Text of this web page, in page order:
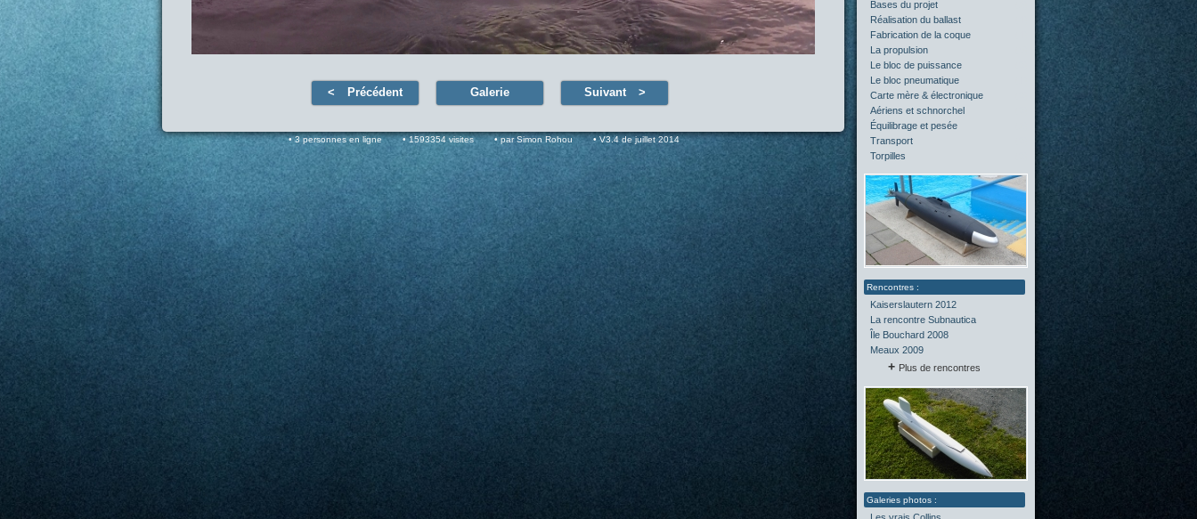
Bases du projet
Réalisation du ballast
Fabrication de la coque
La propulsion
Le bloc de puissance
Le bloc pneumatique
Carte mère & électronique
Aériens et schnorchel
Équilibrage et pesée
Transport
Torpilles
Kaiserslautern 2012
La rencontre Subnautica
Île Bouchard 2008
Meaux 2009
Plus de rencontres
Précédent Galerie Suivant
3 personnes en ligne 1593354 visites par Simon Rohou V3.4 de juillet 2014